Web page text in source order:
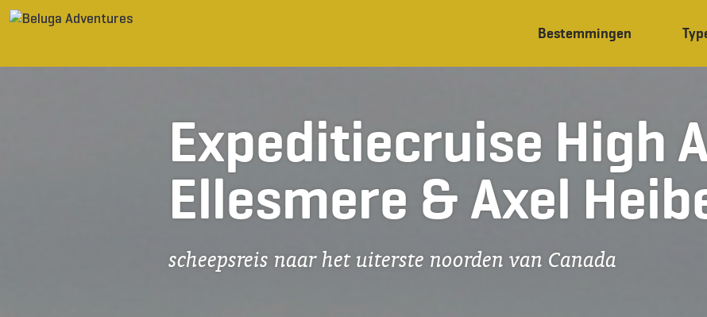
Ga naar inhoud
Bestemmingen
Expeditiecruise High
Ellesmere & Axel
scheepsreis naar het uiterste noorden van Canada